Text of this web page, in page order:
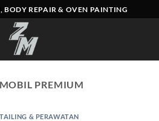
BODY REPAIR & OVEN PAINTING
PREMIUM
& PERAWATAN